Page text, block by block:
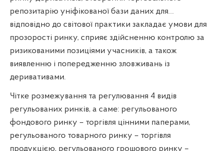
репозитарію уніфікованої бази даних для…
відповідно до світової практики закладає умови для
прозорості ринку, сприяє здійсненню контролю за
ризикованими позиціями учасників, а також
виявленню і попередженню зловживань із
деривативами.
Чітке розмежування та регулювання 4 видів
регульованих ринків, а саме: регульованого
фондового ринку – торгівля цінними паперами,
регульованого товарного ринку – торгівля
продукцією, регульованого грошового ринку –